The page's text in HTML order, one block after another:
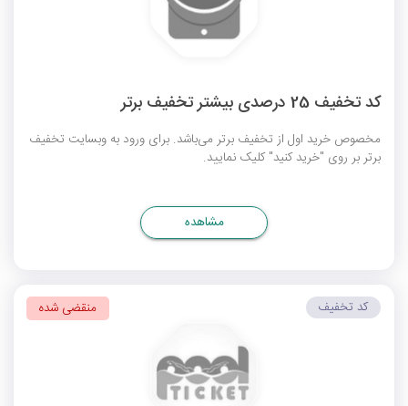
کد تخفیف 25 درصدی بیشتر تخفیف برتر
مخصوص خرید اول از تخفیف برتر می‌باشد. برای ورود به وبسایت تخفیف
برتر بر روی "خرید کنید" کلیک نمایید.
مشاهده
کد تخفیف منقضی شده